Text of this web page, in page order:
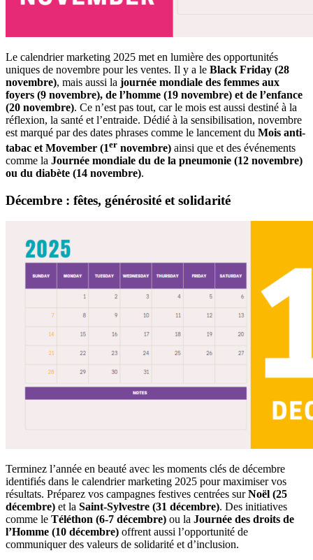
Le calendrier marketing 2025 met en lumière des opportunités
uniques de novembre pour les ventes. Il y a le Black Friday (28
novembre), mais aussi la journée mondiale des femmes aux
foyers (9 novembre), de l’homme (19 novembre) et de l’enfance
(20 novembre). Ce n’est pas tout, car le mois est aussi destiné à la
réflexion, la santé et l’entraide. Dédié à la sensibilisation, novembre
est marqué par des dates phrases comme le lancement du Mois anti-
tabac et Movember (1er novembre) ainsi que et des événements
comme la Journée mondiale du de la pneumonie (12 novembre)
ou du diabète (14 novembre).
Décembre : fêtes, générosité et solidarité
Terminez l’année en beauté avec les moments clés de décembre
identifiés dans le calendrier marketing 2025 pour maximiser vos
résultats. Préparez vos campagnes festives centrées surNoël (25
décembre) et la Saint-Sylvestre (31 décembre). Des initiatives
comme le Téléthon (6-7 décembre) ou la Journée des droits de
l’Homme (10 décembre) offrent aussi l’opportunité de
communiquer des valeurs de solidarité et d’inclusion.